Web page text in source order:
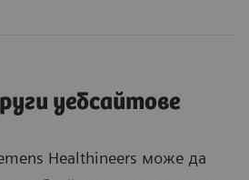
уебсайтове
Healthineers може да